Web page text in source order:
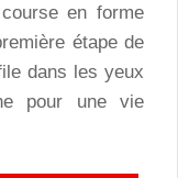
en forme
étape de
dans les yeux
pour une vie